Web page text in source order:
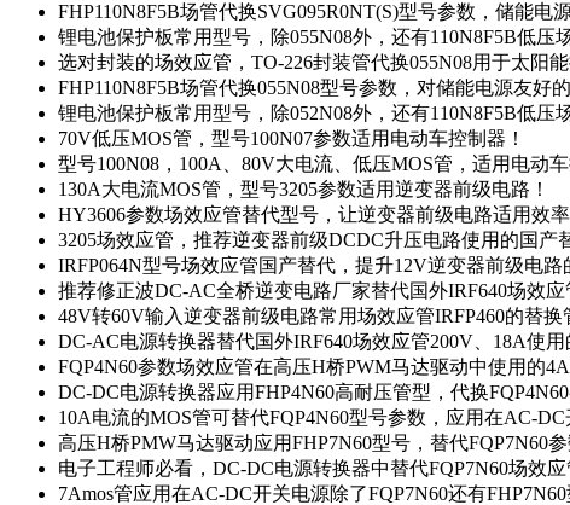
FHP110N8F5B场管代换SVG095R0NT(S)型号参数，储能电
锂电池保护板常用型号，除055N08外，还有110N8F5B低压
选对封装的场效应管，TO-226封装管代换055N08用于太阳能
FHP110N8F5B场管代换055N08型号参数，对储能电源友好的
锂电池保护板常用型号，除052N08外，还有110N8F5B低压
70V低压MOS管，型号100N07参数适用电动车控制器！
型号100N08，100A、80V大电流、低压MOS管，适用电动车
130A大电流MOS管，型号3205参数适用逆变器前级电路！
HY3606参数场效应管替代型号，让逆变器前级电路适用效率
3205场效应管，推荐逆变器前级DCDC升压电路使用的国产
IRFP064N型号场效应管国产替代，提升12V逆变器前级电路
推荐修正波DC-AC全桥逆变电路厂家替代国外IRF640场效应
48V转60V输入逆变器前级电路常用场效应管IRFP460的替换
DC-AC电源转换器替代国外IRF640场效应管200V、18A使用
FQP4N60参数场效应管在高压H桥PWM马达驱动中使用的
DC-DC电源转换器应用FHP4N60高耐压管型，代换
10A电流的MOS管可替代FQP4N60型号参数，应用在AC-
高压H桥PMW马达驱动应用FHP7N60型号，替代FQP7N60
电子工程师必看，DC-DC电源转换器中替代FQP7N60场效应
7Amos管应用在AC-DC开关电源除了FQP7N60还有FHP7N60